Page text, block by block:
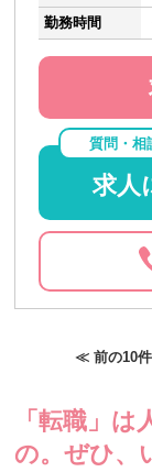
勤務時間
質問・相
求人
≪ 前の10件
「転職」
の。ぜひ、